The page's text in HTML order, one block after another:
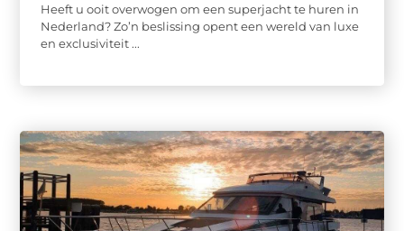
Heeft u ooit overwogen om een superjacht te huren in
Nederland? Zo’n beslissing opent een wereld van luxe
en exclusiviteit ...